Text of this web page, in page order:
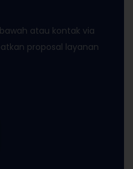
atau kontak via
proposal layanan